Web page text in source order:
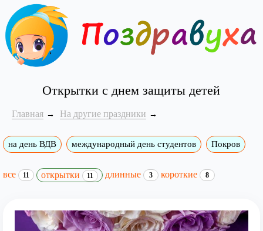
Открытки с днем защиты детей
Главная На другие праздники
на день ВДВ международный день студентов Покров
все 11 открытки 11 длинные 3 короткие 8